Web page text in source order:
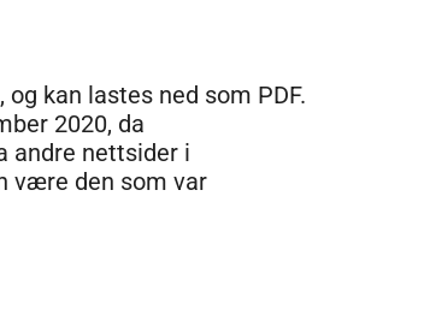
kan lastes ned som PDF.
2020, da
andre nettsider i
være den som var